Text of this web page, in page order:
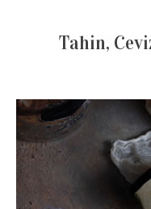
Tahin,